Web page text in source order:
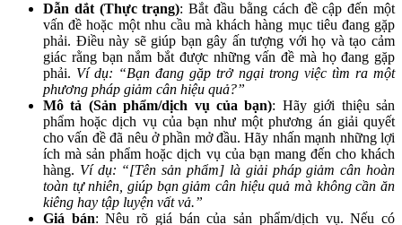
Dẫn dắt (Thực trạng): Bắt đầu bằng cách đề cập đến một
vấn đề hoặc một nhu cầu mà khách hàng mục tiêu đang gặp
phải. Điều này sẽ giúp bạn gây ấn tượng với họ và tạo cảm
giác rằng bạn nắm bắt được những vấn đề mà họ đang gặp
phải. Ví dụ: “Bạn đang gặp trở ngại trong việc tìm ra một
phương pháp giảm cân hiệu quả?”
Mô tả (Sản phẩm/dịch vụ của bạn): Hãy giới thiệu sản
phẩm hoặc dịch vụ của bạn như một phương án giải quyết
cho vấn đề đã nêu ở phần mở đầu. Hãy nhấn mạnh những lợi
ích mà sản phẩm hoặc dịch vụ của bạn mang đến cho khách
hàng. Ví dụ: “[Tên sản phẩm] là giải pháp giảm cân hoàn
toàn tự nhiên, giúp bạn giảm cân hiệu quả mà không cần ăn
kiêng hay tập luyện vất vả.”
Giá bán: Nêu rõ giá bán của sản phẩm/dịch vụ. Nếu có